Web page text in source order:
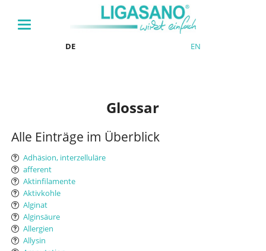
DE EN
Glossar
Alle Einträge im Überblick
Adhäsion, interzelluläre
afferent
Aktinfilamente
Aktivkohle
Alginat
Alginsäure
Allergien
Allysin